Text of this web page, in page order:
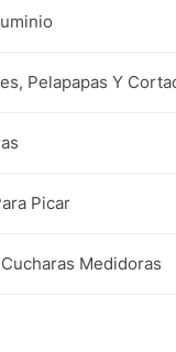
Pelapapas Y
Picar
Medidoras